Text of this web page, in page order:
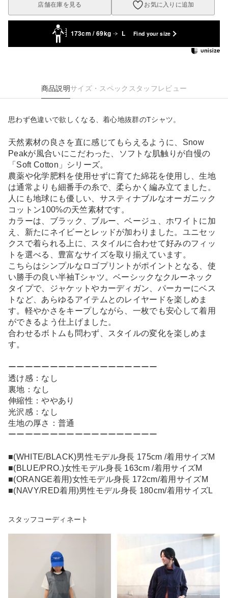
店舗在庫を見る お気に入りに追加
173cm / 69kg L Find your size
商品説明サイズ・スペック スタッフレビュー
思わず色違いで欲しくなる、着心地抜群のTシャツ。
天然素材の良さを直に感じてもらえるように、Snow
Peakが風合いにこだわった、ソフトな肌触りが自慢の
「Soft Cotton」シリーズ。
農薬や化学肥料を使用せずに育てた綿花を使用し、生地
は通常よりも細番手の糸で、柔らかく編み立てました。
人にも地球にも優しい、サスティナブルなオーガニック
コットン100%の天竺素材です。
カラーは、ブラック、ブルー、ベージュ、ホワイトに加
え、新たにネイビーとレッドが加わりました。ユニセッ
クスで着られる上に、スタイルに合わせて好みのフィッ
トを選べる、豊富なサイズを取り揃えています。
こちらはシンプルなロゴプリントがポイントとなる、使
い勝手の良い半袖Tシャツ。ベーシックなクルーネック
タイプで、ジャケットやカーディガン、パーカーにベス
トなど、あらゆるアイテムとのレイヤードを楽しめま
す。軽やかさをキープしながら、一枚でも安心して着用
ができるよう仕上げました。
合わせるボトムも問わず、スタイルの変化を楽しめま
す。
ーーーーーーーーーーーーーーーーーー
透け感：なし
裏地：なし
伸縮性：ややあり
光沢感：なし
生地の厚さ：普通
ーーーーーーーーーーーーーーーーーー
■(WHITE/BLACK)男性モデル身長 175cm /着用サイズM
■(BLUE/PRO.)女性モデル身長 163cm /着用サイズM
■(ORANGE着用)女性モデル身長 172cm/着用サイズM
■(NAVY/RED着用)男性モデル身長 180cm/着用サイズL
スタッフコーディネート